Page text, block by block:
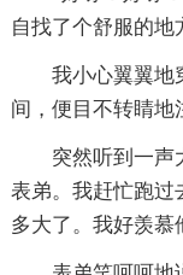
自找了个舒服的地
我小心翼翼地
间，便目不转睛地
突然听到一声
表弟。我赶忙跑过
多大了。我好羡慕